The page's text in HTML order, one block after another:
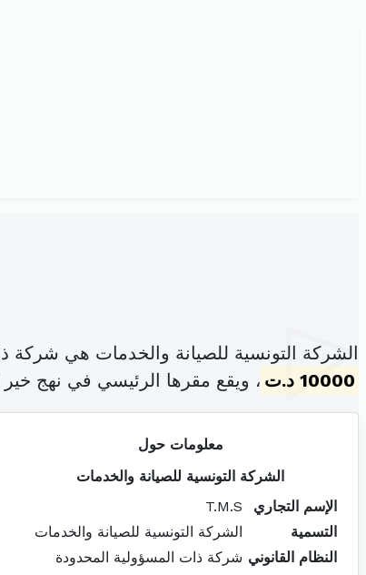
الشركة التونسية للصيانة والخدمات هي شركة
10000 د.ت
، ويقع مقرها الرئيسي في نهج خير
معلومات حول
الشركة التونسية للصيانة والخدمات
الإسم التجاري
T.M.S
التسمية
الشركة التونسية للصيانة والخدمات
النظام القانوني شركة ذات المسؤولية المحدودة